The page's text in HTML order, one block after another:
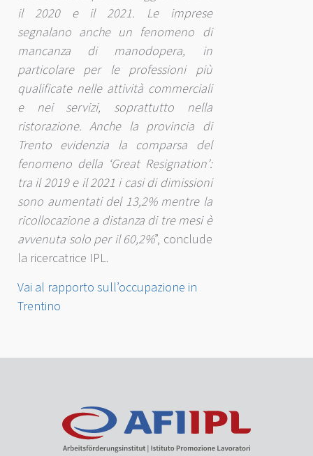
il 2020 e il 2021. Le imprese
segnalano anche un fenomeno di
mancanza di manodopera, in
particolare per le professioni più
qualificate nelle attività commerciali
e nei servizi, soprattutto nella
ristorazione. Anche la provincia di
Trento evidenzia la comparsa del
fenomeno della ‘Great Resignation’:
tra il 2019 e il 2021 i casi di dimissioni
sono aumentati del 13,2% mentre la
ricollocazione a distanza di tre mesi è
avvenuta solo per il 60,2%”, conclude
la ricercatrice IPL.
Vai al rapporto sull’occupazione in
Trentino